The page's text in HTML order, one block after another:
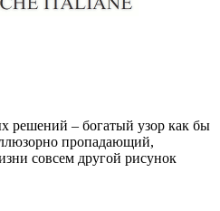
решений – богатый узор как бы
пропадающий,
совсем другой рисунок